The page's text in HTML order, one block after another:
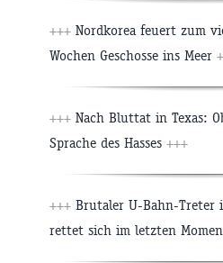
+++ Nordkorea feuert zum
Wochen Geschosse ins Meer
+++ Nach Bluttat in Texas:
Sprache des Hasses +++
+++ Brutaler U-Bahn-Treter
rettet sich im letzten